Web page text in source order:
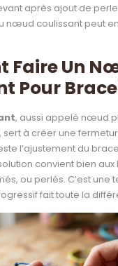
après ajout de
nœud coulissant peut
Faire Un
Pour
, aussi appelé nœud
à créer une
l’ajustement du
convient bien
ou perlés. C’est une
fait toute la